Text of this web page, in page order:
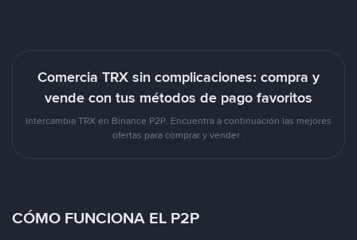
Comercia TRX sin complicaciones: compra y
vende con tus métodos de pago favoritos
Intercambia TRX en Binance P2P. Encuentra a continuación las mejores
ofertas para comprar y vender .
CÓMO FUNCIONA EL P2P